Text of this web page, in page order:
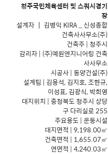
청주국민체육센터 및 스쿼시경기
장
설계자 ┃ 김병익 KIRA _ 신성종합
건축사사무소(주)
건축주| 청주시
감리자| (주)예원엔지니어링 건축
사사무소
시공사|동양건설(주)
설계팀 | 김용석, 김지호,조현규,
이성표, 김광식, 박희영
대지위치 |충청북도 청주시 상당
구 다리실로255
주요용도|운동시설
대지면적 | 9,198.00㎡
건축면적 | 1,655.07㎡
연면적 | 4,240.03㎡